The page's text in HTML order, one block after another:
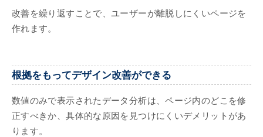
改善を繰り返すことで、ユーザーが離脱しにくいページを
作れます。
根拠をもってデザイン改善ができる
数値のみで表示されたデータ分析は、ページ内のどこを修
正すべきか、具体的な原因を見つけにくいデメリットがあ
ります。